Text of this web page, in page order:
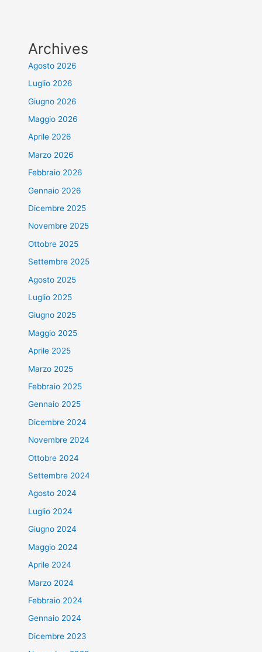
Archives
Agosto 2026
Luglio 2026
Giugno 2026
Maggio 2026
Aprile 2026
Marzo 2026
Febbraio 2026
Gennaio 2026
Dicembre 2025
Novembre 2025
Ottobre 2025
Settembre 2025
Agosto 2025
Luglio 2025
Giugno 2025
Maggio 2025
Aprile 2025
Marzo 2025
Febbraio 2025
Gennaio 2025
Dicembre 2024
Novembre 2024
Ottobre 2024
Settembre 2024
Agosto 2024
Luglio 2024
Giugno 2024
Maggio 2024
Aprile 2024
Marzo 2024
Febbraio 2024
Gennaio 2024
Dicembre 2023